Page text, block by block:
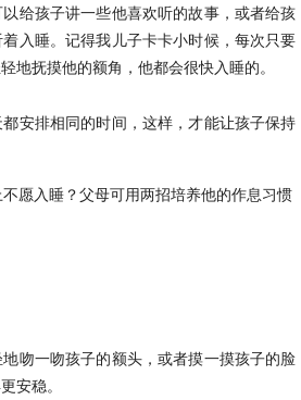
给孩子讲一些他喜欢听的故事，或者给孩
入睡。记得我儿子卡卡小时候，每次只要
地抚摸他的额角，他都会很快入睡的。
安排相同的时间，这样，才能让孩子保持
吻一吻孩子的额头，或者摸一摸孩子的脸
安稳。